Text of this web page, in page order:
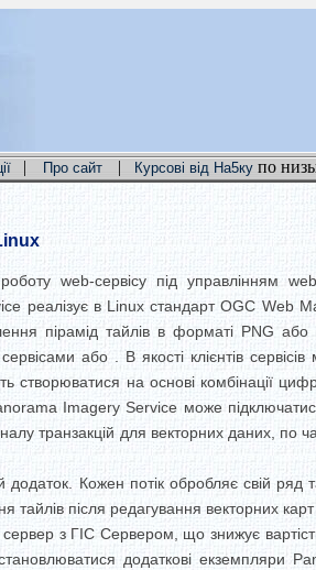
| Про сайт | Курсові від На5ку по
web-сервісу під управлінням
реалізує в Linux стандарт OGC
пірамід тайлів в форматі PNG
або . В якості клієнтів
на основі комбінації
Imagery Service може
транзакцій для векторних даних, по
Кожен потік обробляє свій ряд
тайлів після редагування векторних
з ГІС Сервером, що знижує
додаткові екземпляри